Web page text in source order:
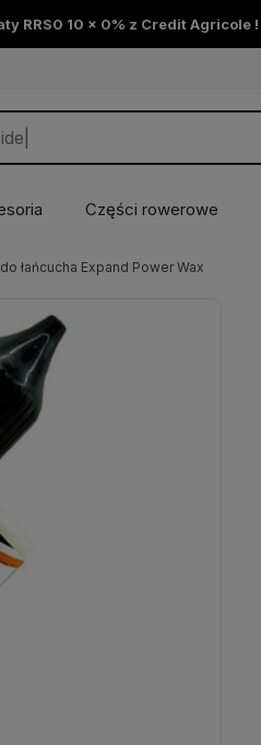
RRS0 10 x 0% z Credit Agricole !
Części rowerowe
łańcucha Expand Power Wax